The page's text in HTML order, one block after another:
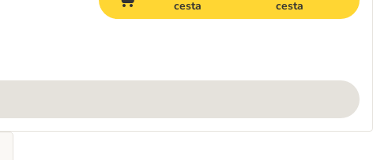
cesta
cesta